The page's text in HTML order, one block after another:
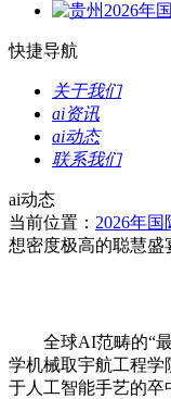
快捷导航
关于我们
ai资讯
ai动态
联系我们
ai动态
当前位置： 2026年
想密度极高的聪慧盛
全球AI范畴的“最
学机械取宇航工程学
于人工智能手艺的卒